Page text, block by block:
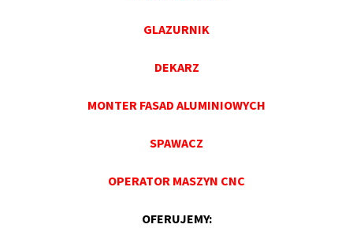
GLAZURNIK
DEKARZ
MONTER FASAD ALUMINIOWYCH
SPAWACZ
OPERATOR MASZYN CNC
OFERUJEMY: